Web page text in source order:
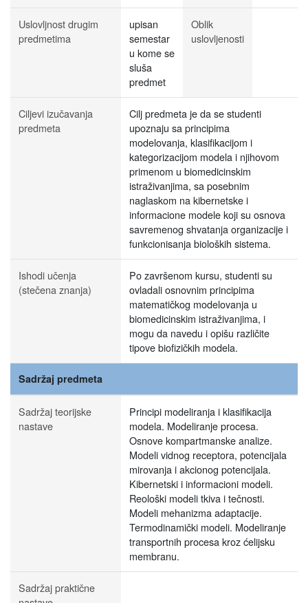
Uslovljnost drugim
predmetima
upisan
semestar
u kome se
sluša
predmet
Oblik
uslovljenosti
Ciljevi izučavanja
predmeta
Cilj predmeta je da se studenti
upoznaju sa principima
modelovanja, klasifikacijom i
kategorizacijom modela i njihovom
primenom u biomedicinskim
istraživanjima, sa posebnim
naglaskom na kibernetske i
informacione modele koji su osnova
savremenog shvatanja organizacije i
funkcionisanja bioloških sistema.
Ishodi učenja
(stečena znanja)
Po završenom kursu, studenti su
ovladali osnovnim principima
matematičkog modelovanja u
biomedicinskim istraživanjima, i
mogu da navedu i opišu različite
tipove biofizičkih modela.
Sadržaj predmeta
Sadržaj teorijske
nastave
Principi modeliranja i klasifikacija
modela. Modeliranje procesa.
Osnove kompartmanske analize.
Modeli vidnog receptora, potencijala
mirovanja i akcionog potencijala.
Kibernetski i informacioni modeli.
Reološki modeli tkiva i tečnosti.
Modeli mehanizma adaptacije.
Termodinamički modeli. Modeliranje
transportnih procesa kroz ćelijsku
membranu.
Sadržaj praktične